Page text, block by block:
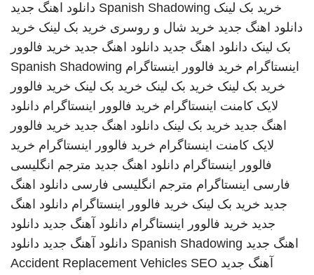
خرید بک لینک Spanish Shadowing دانلود اهنگ جدید
دانلود اهنگ جدید خرید شال و روسری خرید بک لینک خرید
بک لینک دانلود اهنگ جدید دانلود اهنگ جدید خرید فالوور
اینستاگرام خرید فالوور اینستاگرام Spanish Shadowing
خرید بک لینک خرید بک لینک خرید بک لینک خرید فالوور
لایک کامنت اینستاگرام خرید فالوور اینستاگرام دانلود
اهنگ جدید خرید بک لینک دانلود اهنگ جدید خرید فالوور
لایک کامنت اینستاگرام خرید فالوور اینستاگرام خرید
فالوور اینستاگرام دانلود اهنگ جدید مترجم انگلیسی
فارسی اینستاگرام مترجم انگلیسی فارسی دانلود اهنگ
جدید خرید بک لینک خرید فالوور اینستاگرام دانلود اهنگ
جدید خرید فالوور اینستاگرام دانلود آهنگ جدید دانلود
اهنگ جدید Spanish Shadowing دانلود آهنگ جدید دانلود
آهنگ جدید
Accident Replacement Vehicles SEO